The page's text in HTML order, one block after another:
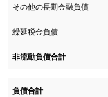
その他の長期金融負債
繰延税金負債
非流動負債合計
負債合計